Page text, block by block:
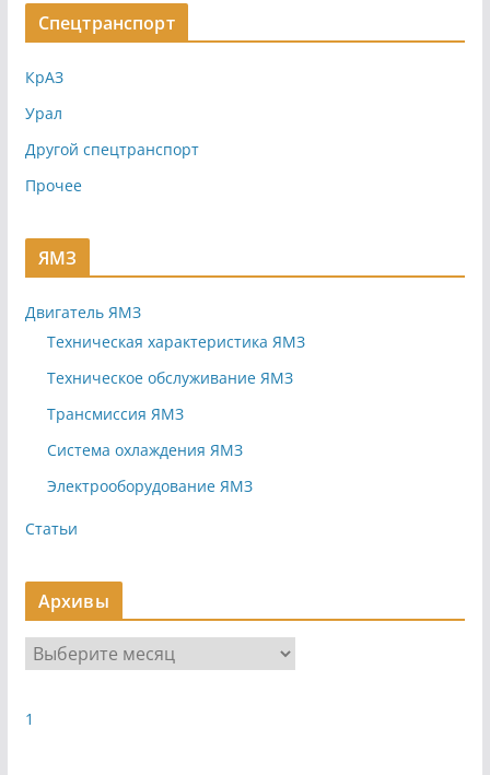
Спецтранспорт
КрАЗ
Урал
Другой спецтранспорт
Прочее
ЯМЗ
Двигатель ЯМЗ
Техническая характеристика ЯМЗ
Техническое обслуживание ЯМЗ
Трансмиссия ЯМЗ
Система охлаждения ЯМЗ
Электрооборудование ЯМЗ
Статьи
Архивы
р
и
1